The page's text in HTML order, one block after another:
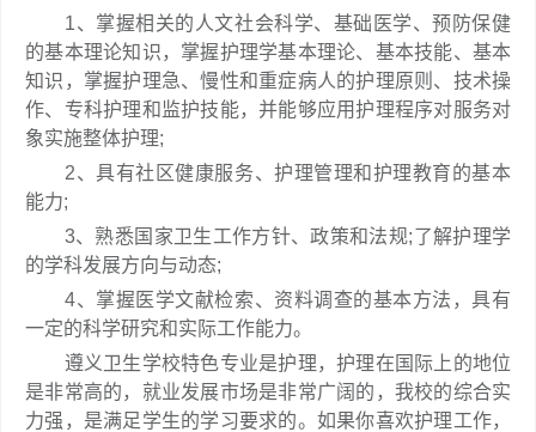
1、掌握相关的人文社会科学、基础医学、预防保健
的基本理论知识，掌握护理学基本理论、基本技能、基本
知识，掌握护理急、慢性和重症病人的护理原则、技术操
作、专科护理和监护技能，并能够应用护理程序对服务对
象实施整体护理;
2、具有社区健康服务、护理管理和护理教育的基本
能力;
3、熟悉国家卫生工作方针、政策和法规;了解护理学
的学科发展方向与动态;
4、掌握医学文献检索、资料调查的基本方法，具有
一定的科学研究和实际工作能力。
遵义卫生学校特色专业是护理，护理在国际上的地位
是非常高的，就业发展市场是非常广阔的，我校的综合实
力强，是满足学生的学习要求的。如果你喜欢护理工作，